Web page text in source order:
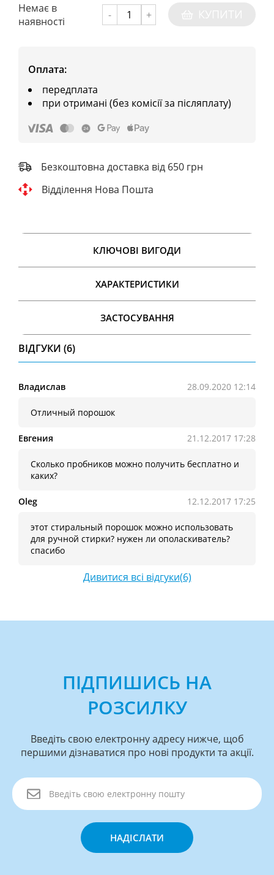
Немає в
наявності
- +
Оплата:
передплата
при отримані (без комісії за післяплату)
Безкоштовна доставка від 650 грн
Відділення Нова Пошта
КЛЮЧОВІ ВИГОДИ
ХАРАКТЕРИСТИКИ
ЗАСТОСУВАННЯ
ВІДГУКИ (6)
Владислав 28.09.2020 12:14
Отличный порошок
Евгения 21.12.2017 17:28
Сколько пробников можно получить бесплатно и
каких?
Oleg 12.12.2017 17:25
этот стиральный порошок можно использовать
для ручной стирки? нужен ли ополаскиватель?
спасибо
Дивитися всі відгуки(6)
ПІДПИШИСЬ НА
РОЗСИЛКУ
Введіть свою електронну адресу нижче, щоб
першими дізнаватися про нові продукти та акції.
НАДІСЛАТИ